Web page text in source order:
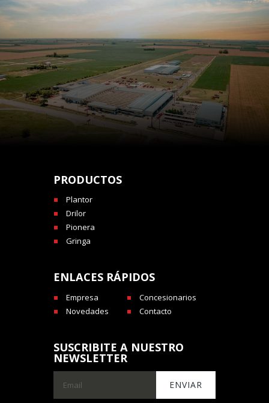
PRODUCTOS
Plantor
Drilor
Pionera
Gringa
ENLACES RÁPIDOS
Empresa
Concesionarios
Novedades
Contacto
SUSCRIBITE A NUESTRO
NEWSLETTER